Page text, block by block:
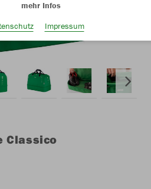
Classico
mehr Infos
Impressum